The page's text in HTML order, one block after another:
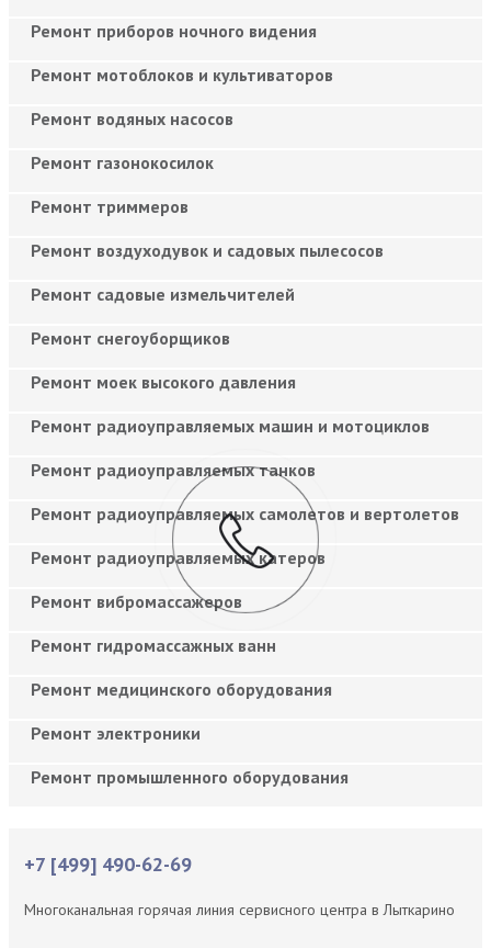
Ремонт приборов ночного видения
Ремонт мотоблоков и культиваторов
Ремонт водяных насосов
Ремонт газонокосилок
Ремонт триммеров
Ремонт воздуходувок и садовых пылесосов
Ремонт садовые измельчителей
Ремонт снегоуборщиков
Ремонт моек высокого давления
Ремонт радиоуправляемых машин и мотоциклов
Ремонт радиоуправляемых танков
Ремонт радиоуправляемых самолетов и вертолетов
Ремонт радиоуправляемых катеров
Ремонт вибромассажеров
Ремонт гидромассажных ванн
Ремонт медицинского оборудования
Ремонт электроники
Ремонт промышленного оборудования
+7 [499] 490-62-69
Многоканальная горячая линия сервисного центра в Лыткарино